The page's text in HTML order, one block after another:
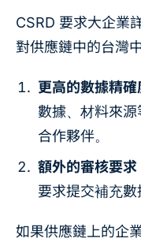
CSRD 要求大企業
對供應鏈中的台灣
更高的數據精確
數據、材料來
合作夥伴。
額外的審核要求
要求提交補充數
如果供應鏈上的企